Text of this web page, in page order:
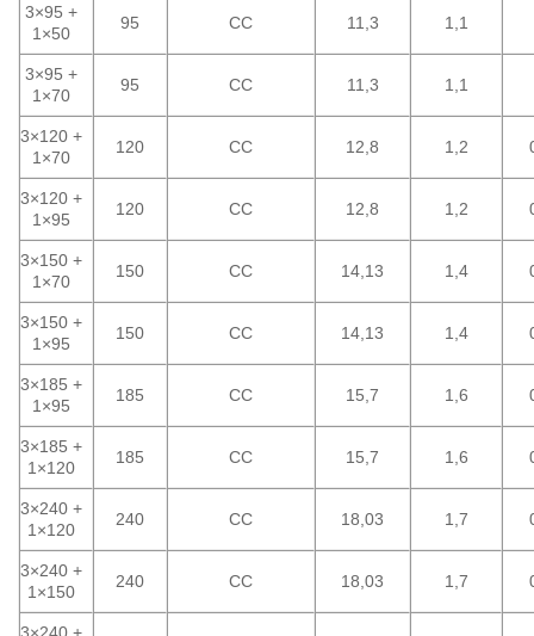
3×95 +
1×50
95 CC 11,3 1,1
3×95 +
1×70
95 CC 11,3 1,1
3×120 +
1×70
120 CC 12,8 1,2
3×120 +
1×95
120 CC 12,8 1,2
3×150 +
1×70
150 CC 14,13 1,4
3×150 +
1×95
150 CC 14,13 1,4
3×185 +
1×95
185 CC 15,7 1,6
3×185 +
1×120
185 CC 15,7 1,6
3×240 +
1×120
240 CC 18,03 1,7
3×240 +
1×150
240 CC 18,03 1,7
3×240 +